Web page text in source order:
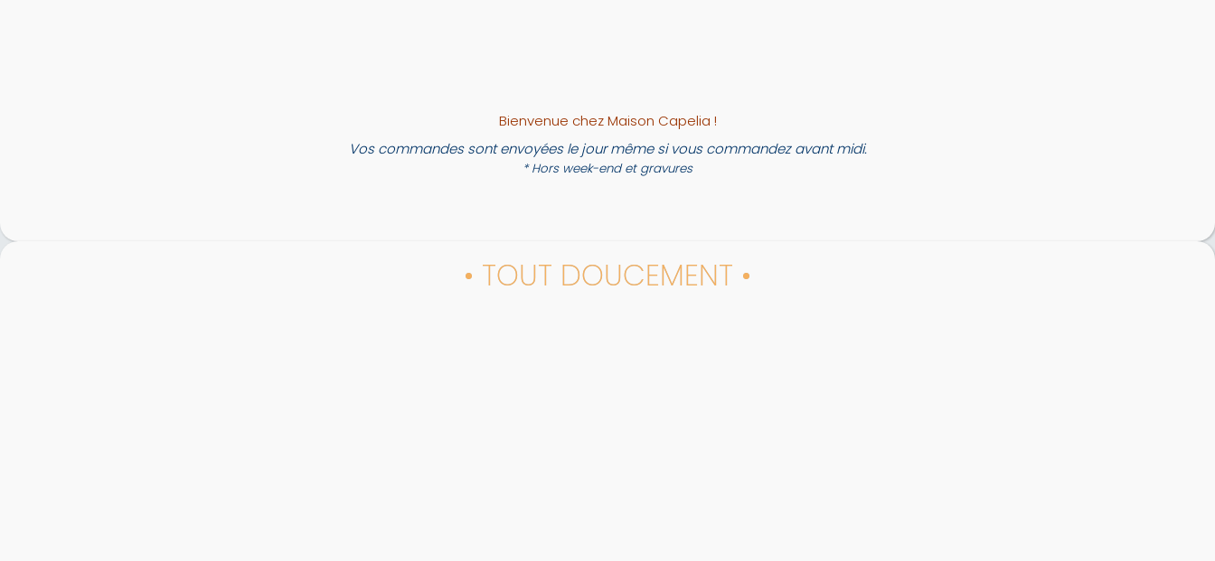
Bienvenue chez Maison Capelia !
Vos commandes sont envoyées le jour même si vous commandez avant midi.
* Hors week-end et gravures
• TOUT DOUCEMENT •